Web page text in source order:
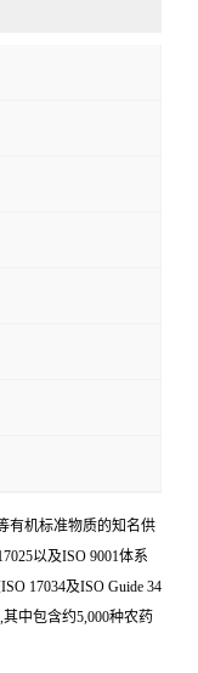
有机标准物质的知名供
以及ISO 9001体系
17034及ISO Guide 34
中包含约5,000种农药